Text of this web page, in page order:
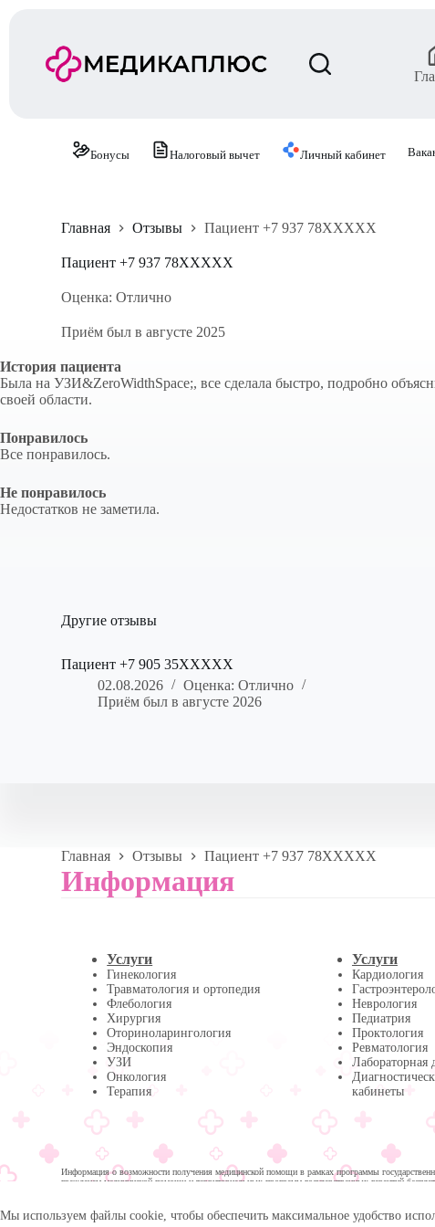
Мы используем файлы cookie, чтобы обеспечить максимальное удобство
Бонусы Налоговый вычет Личный кабинет
Главная Отзывы Пациент +7 937 78XXXXX
Пациент +7 937 78XXXXX
Оценка: Отлично
Приём был в августе 2025
История пациента
Была на УЗИ&ZeroWidthSpace;, все сделала быстро, подробно
своей области.
Понравилось
Все понравилось.
Не понравилось
Недостатков не заметила.
Другие отзывы
Пациент +7 905 35XXXXX
02.08.2026
Оценка: Отлично
Приём был в августе 2026
Главная Отзывы Пациент +7 937 78XXXXX
Информация
Услуги
Гинекология
Травматология и ортопедия
Флебология
Хирургия
Оториноларингология
Эндоскопия
УЗИ
Онкология
Терапия
Услуги
Кардиология
Неврология
Педиатрия
Проктология
Ревматология
Лабораторная
кабинеты
Информация о возможности получения медицинской помощи в рамках программы
гражданам медицинской помощи и территориальных программ государственных гарантий